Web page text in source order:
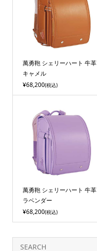
萬勇鞄 シェリーハート 牛革
キャメル
¥68,200(税込)
萬勇鞄 シェリーハート 牛革
ラベンダー
¥68,200(税込)